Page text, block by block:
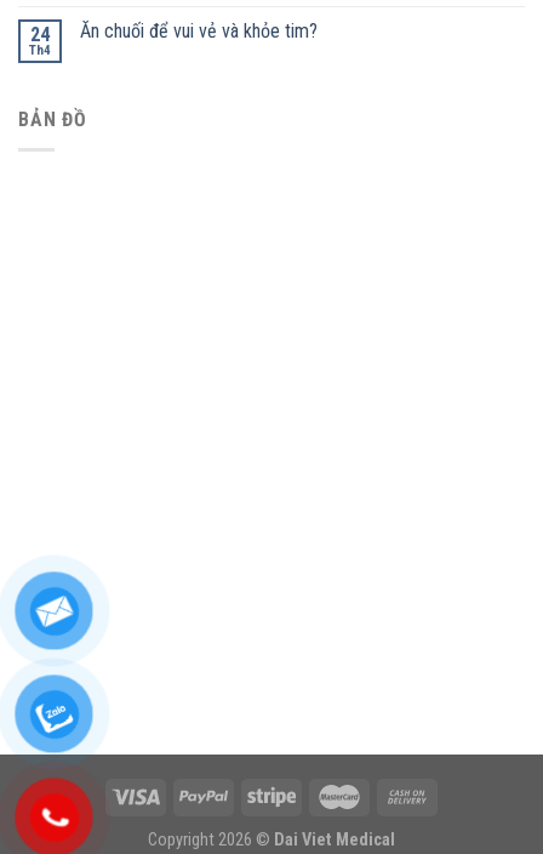
24
Th4
Ăn chuối để vui vẻ và khỏe tim?
BẢN ĐỒ
Copyright 2026 © Dai Viet Medical